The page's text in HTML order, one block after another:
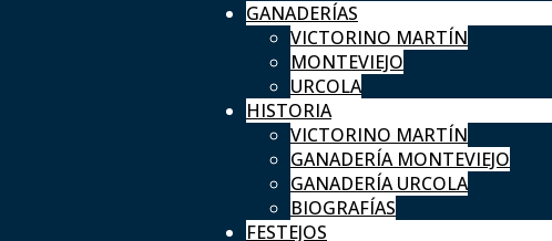
GANADERÍAS
VICTORINO MARTÍN
MONTEVIEJO
URCOLA
HISTORIA
VICTORINO MARTÍN
GANADERÍA MONTEVIEJO
GANADERÍA URCOLA
BIOGRAFÍAS
FESTEJOS